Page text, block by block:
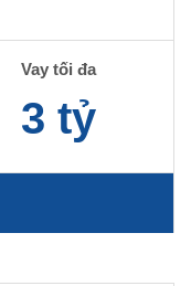
Vay tối đa
3 tỷ